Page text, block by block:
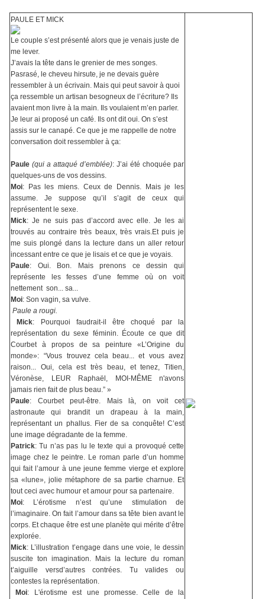
PAULE ET MICK
Le couple s’est présenté alors que je venais juste de
me lever.
J’avais la tête dans le grenier de mes songes.
Pasrasé, le cheveu hirsute, je ne devais guère
ressembler à un écrivain. Mais qui peut savoir à quoi
ça ressemble un artisan besogneux de l’écriture? Ils
avaient mon livre à la main. Ils voulaient m’en parler.
Je leur ai proposé un café. Ils ont dit oui. On s’est
assis sur le canapé. Ce que je me rappelle de notre
conversation doit ressembler à ça:
Paule (qui a attaqué d’emblée): J’ai été choquée par
quelques-uns de vos dessins.
Moi: Pas les miens. Ceux de Dennis. Mais je les
assume. Je suppose qu’il s’agit de ceux qui
représentent le sexe.
Mick: Je ne suis pas d’accord avec elle. Je les ai
trouvés au contraire très beaux, très vrais.Et puis je
me suis plongé dans la lecture dans un aller retour
incessant entre ce que je lisais et ce que je voyais.
Paule: Oui. Bon. Mais prenons ce dessin qui
représente les fesses d’une femme où on voit
nettement son... sa...
Moi: Son vagin, sa vulve.
Paule a rougi.
Mick: Pourquoi faudrait-il être choqué par la
représentation du sexe féminin. Écoute ce que dit
Courbet à propos de sa peinture «L’Origine du
monde»: “Vous trouvez cela beau... et vous avez
raison... Oui, cela est très beau, et tenez, Titien,
Véronèse, LEUR Raphaël, MOI-MÊME n'avons
jamais rien fait de plus beau.” »
Paule: Courbet peut-être. Mais là, on voit cet
astronaute qui brandit un drapeau à la main,
représentant un phallus. Fier de sa conquête! C’est
une image dégradante de la femme.
Patrick: Tu n’as pas lu le texte qui a provoqué cette
image chez le peintre. Le roman parle d’un homme
qui fait l’amour à une jeune femme vierge et explore
sa «lune», jolie métaphore de sa partie charnue. Et
tout ceci avec humour et amour pour sa partenaire.
Moi: L’érotisme n’est qu’une stimulation de
l’imaginaire. On fait l’amour dans sa tête bien avant le
corps. Et chaque être est une planète qui mérite d’être
explorée.
Mick: L’illustration t’engage dans une voie, le dessin
suscite ton imagination. Mais la lecture du roman
t’aiguille versd’autres contrées. Tu valides ou
contestes la représentation.
Moi: L'érotisme est une promesse. Celle de la